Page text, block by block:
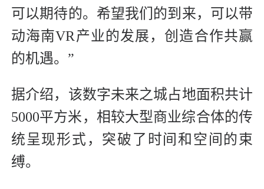
可以期待的。希望我们的到来，可以带
动海南VR产业的发展，创造合作共赢
的机遇。”
据介绍，该数字未来之城占地面积共计
5000平方米，相较大型商业综合体的传
统呈现形式，突破了时间和空间的束
缚。